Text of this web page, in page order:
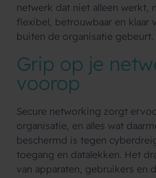
netwerk dat niet alleen werkt,
flexibel, betrouwbaar en klaar
buiten de organisatie gebeurt.
Grip op je
voorop
Secure networking zorgt
organisatie, en alles wat
beschermd is tegen
toegang en datalekken. Het
van apparaten, gebruikers en